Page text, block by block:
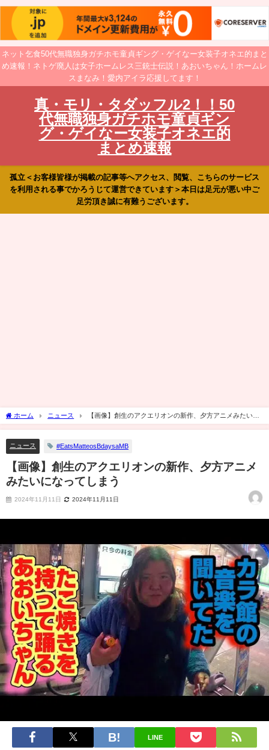
ネット乞食50代無職独身ガチホモ童貞ギング・ゲイなー女装子オネエ的まと
め速報！ネトゲ廃人は女子ホームレス三銃士伝説！あおいちゃん！ホームレ
スまなみ！愛内アイラ応援してます！
真・モリ・タダッフル2！！50
代無職独身ガチホモ童貞ギン
グ・ゲイなー女装子オネエ的
まとめ速報
孤立＜お客様皆様が掲載の記事等へアクセス、閲覧、こちらのサービス
を利用される事でかろうじて運営できています＞本日は足元が悪い中ご
足労頂き誠に有難うございます。
ホーム ニュース
【画像】創生のアクエリオンの新作、夕方アニメみたいに
なってしまう
ニュース #EatsMatteosBdaysaMB
【画像】創生のアクエリオンの新作、夕方アニメ
みたいになってしまう
2024年11月11日 2024年11月11日
LINE